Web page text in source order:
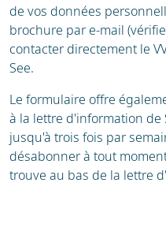
de vos données
brochure par e-mail
contacter directement le
See.
Le formulaire offre
à la lettre d'information de
jusqu'à trois fois par
désabonner à tout
trouve au bas de la lettre